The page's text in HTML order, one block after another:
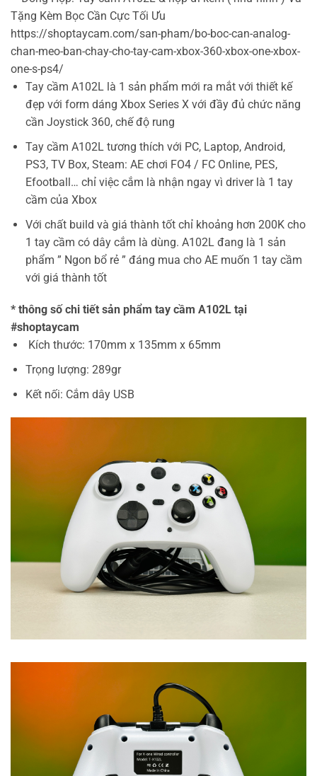
Tặng Kèm Bọc Cần Cực Tối Ưu
https://shoptaycam.com/san-pham/bo-boc-can-analog-
chan-meo-ban-chay-cho-tay-cam-xbox-360-xbox-one-xbox-
one-s-ps4/
Tay cầm A102L là 1 sản phẩm mới ra mắt với thiết kế
đẹp với form dáng Xbox Series X với đầy đủ chức năng
cần Joystick 360, chế độ rung
Tay cầm A102L tương thích với PC, Laptop, Android,
PS3, TV Box, Steam: AE chơi FO4 / FC Online, PES,
Efootball… chỉ việc cắm là nhận ngay vì driver là 1 tay
cầm của Xbox
Với chất build và giá thành tốt chỉ khoảng hơn 200K cho
1 tay cầm có dây cắm là dùng. A102L đang là 1 sản
phẩm ” Ngon bổ rẻ ” đáng mua cho AE muốn 1 tay cầm
với giá thành tốt
* thông số chi tiết sản phẩm tay cầm A102L tại
#shoptaycam
Kích thước: 170mm x 135mm x 65mm
Trọng lượng: 289gr
Kết nối: Cắm dây USB